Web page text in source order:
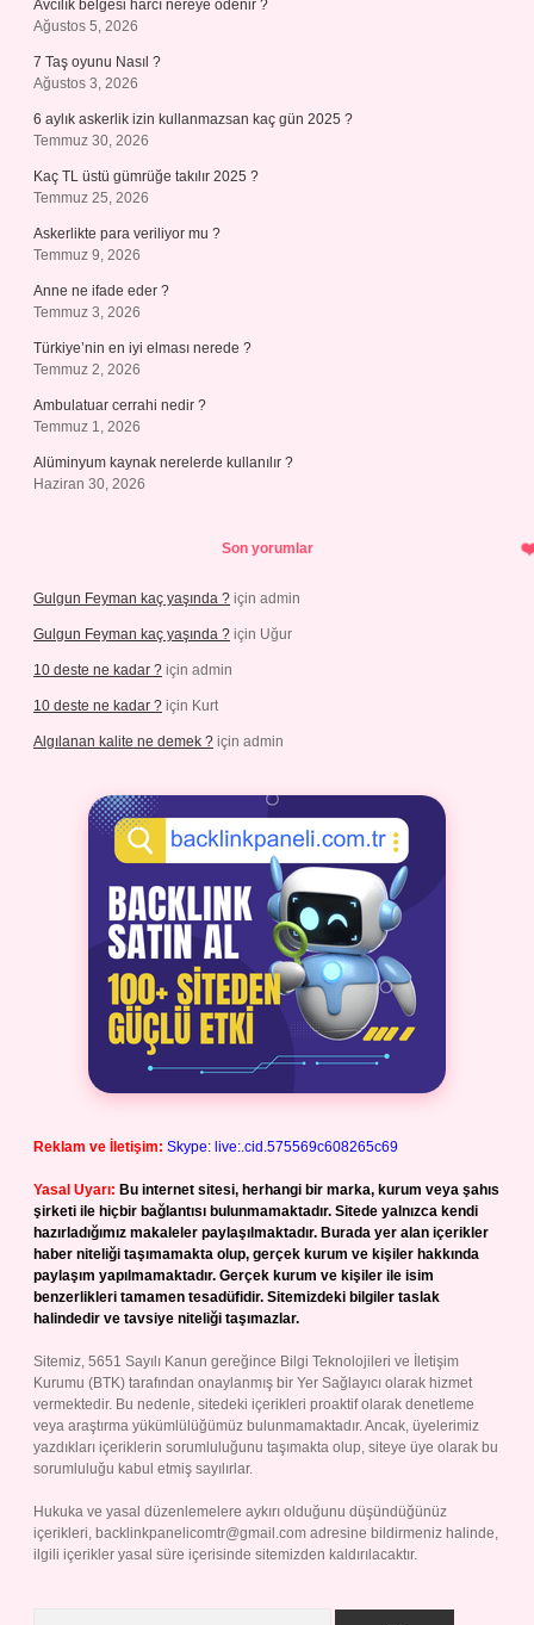
Avcılık belgesi harcı nereye ödenir ?
Ağustos 5, 2026
7 Taş oyunu Nasıl ?
Ağustos 3, 2026
6 aylık askerlik izin kullanmazsan kaç gün 2025 ?
Temmuz 30, 2026
Kaç TL üstü gümrüğe takılır 2025 ?
Temmuz 25, 2026
Askerlikte para veriliyor mu ?
Temmuz 9, 2026
Anne ne ifade eder ?
Temmuz 3, 2026
Türkiye’nin en iyi elması nerede ?
Temmuz 2, 2026
Ambulatuar cerrahi nedir ?
Temmuz 1, 2026
Alüminyum kaynak nerelerde kullanılır ?
Haziran 30, 2026
Son yorumlar
Gulgun Feyman kaç yaşında ? için admin
Gulgun Feyman kaç yaşında ? için Uğur
10 deste ne kadar ? için admin
10 deste ne kadar ? için Kurt
Algılanan kalite ne demek ? için admin
Reklam ve İletişim: Skype: live:.cid.575569c608265c69
Yasal Uyarı: Bu internet sitesi, herhangi bir marka, kurum veya şahıs
şirketi ile hiçbir bağlantısı bulunmamaktadır. Sitede yalnızca kendi
hazırladığımız makaleler paylaşılmaktadır. Burada yer alan içerikler
haber niteliği taşımamakta olup, gerçek kurum ve kişiler hakkında
paylaşım yapılmamaktadır. Gerçek kurum ve kişiler ile isim
benzerlikleri tamamen tesadüfidir. Sitemizdeki bilgiler taslak
halindedir ve tavsiye niteliği taşımazlar.
Sitemiz, 5651 Sayılı Kanun gereğince Bilgi Teknolojileri ve İletişim
Kurumu (BTK) tarafından onaylanmış bir Yer Sağlayıcı olarak hizmet
vermektedir. Bu nedenle, sitedeki içerikleri proaktif olarak denetleme
veya araştırma yükümlülüğümüz bulunmamaktadır. Ancak, üyelerimiz
yazdıkları içeriklerin sorumluluğunu taşımakta olup, siteye üye olarak bu
sorumluluğu kabul etmiş sayılırlar.
Hukuka ve yasal düzenlemelere aykırı olduğunu düşündüğünüz
içerikleri, backlinkpanelicomtr@gmail.com adresine bildirmeniz halinde,
ilgili içerikler yasal süre içerisinde sitemizden kaldırılacaktır.